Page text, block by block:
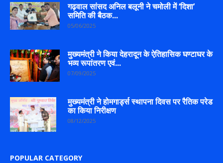
गढ़वाल सांसद अनिल बलूनी ने चमोली में ‘दिशा’
समिति की बैठक...
05/06/2025
मुख्यमंत्री ने किया देहरादून के ऐतिहासिक घण्टाघर के
भव्य रूपांतरण एवं...
07/09/2025
मुख्यमंत्री ने होमगार्ड्स स्थापना दिवस पर रैतिक परेड
का किया निरीक्षण
08/12/2025
POPULAR CATEGORY